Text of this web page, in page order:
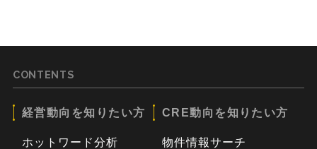
CONTENTS
経営動向を知りたい方
ホットワード分析
CRE動向を知りたい方
物件情報サーチ